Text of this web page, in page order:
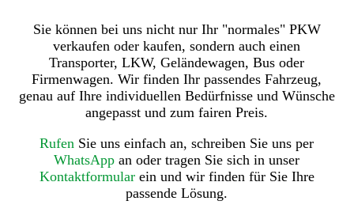
Sie können bei uns nicht nur Ihr "normales" PKW
verkaufen oder kaufen, sondern auch einen
Transporter, LKW, Geländewagen, Bus oder
Firmenwagen. Wir finden Ihr passendes Fahrzeug,
genau auf Ihre individuellen Bedürfnisse und Wünsche
angepasst und zum fairen Preis.
Rufen Sie uns einfach an, schreiben Sie uns per
WhatsApp an oder tragen Sie sich in unser
Kontaktformularein und wir finden für Sie Ihre
passende Lösung.